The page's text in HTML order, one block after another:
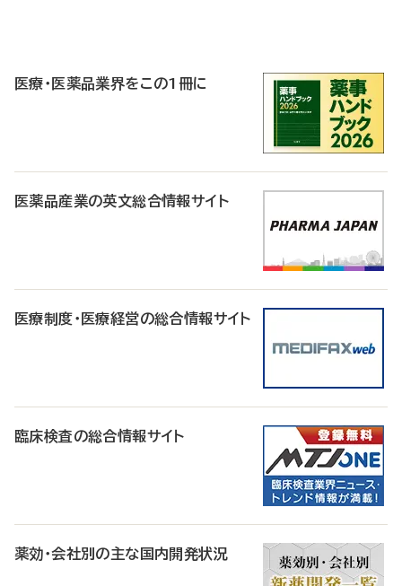
医療・医薬品業界をこの1冊に
医薬品産業の英文総合情報サイト
医療制度・医療経営の総合情報サイト
臨床検査の総合情報サイト
薬効・会社別の主な国内開発状況